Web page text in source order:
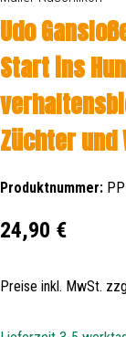
Udo
Start ins
Züchter
Produktnummer:
Regulärer Preis:
24,90 €
Preise inkl. MwSt.